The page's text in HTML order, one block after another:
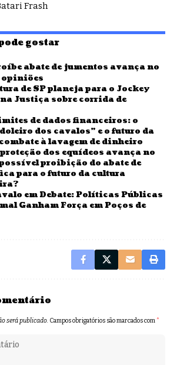
Frash
gostar
abate de jumentos avança no
opiniões
de SP planeja para o Jockey
Justiça sobre corrida de
de dados financeiros: o
dos cavalos” e o futuro da
à lavagem de dinheiro
dos equídeos avança no
possível proibição do abate de
para o futuro da cultura
em Debate: Políticas Públicas
Ganham Força em Poços de
será publicado. Campos obrigatórios são marcados com*